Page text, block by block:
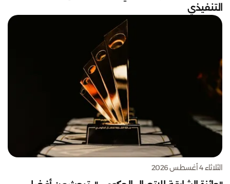
التنفيذي
الثلاثاء 4 أغسطس 2026